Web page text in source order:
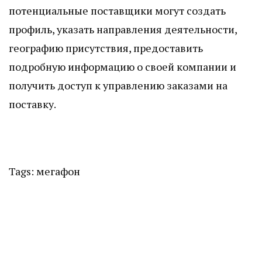
потенциальные поставщики могут создать
профиль, указать направления деятельности,
географию присутствия, предоставить
подробную информацию о своей компании и
получить доступ к управлению заказами на
поставку.
Tags: мегафон